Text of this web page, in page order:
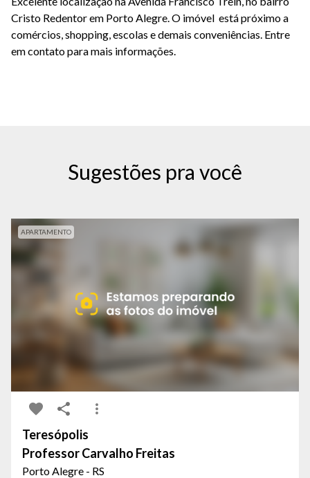
Cristo Redentor em Porto Alegre. O imóvel está próximo a
comércios, shopping, escolas e demais conveniências. Entre
em contato para mais informações.
Sugestões pra você
APARTAMENTO
Teresópolis
Professor Carvalho Freitas
Porto Alegre - RS